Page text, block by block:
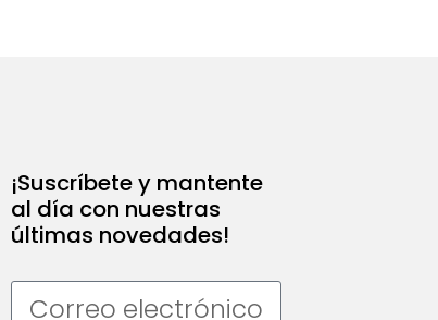
¡Suscríbete y mantente
al día con nuestras
últimas novedades!